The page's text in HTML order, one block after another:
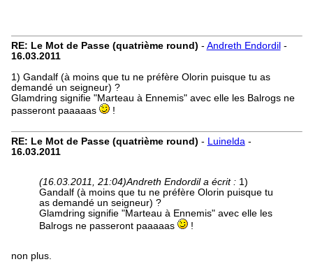
RE: Le Mot de Passe (quatrième round) - Andreth Endordil -
16.03.2011
1) Gandalf (à moins que tu ne préfère Olorin puisque tu as
demandé un seigneur) ?
Glamdring signifie "Marteau à Ennemis" avec elle les Balrogs ne
passeront paaaaas
!
RE: Le Mot de Passe (quatrième round) - Luinelda-
16.03.2011
(16.03.2011, 21:04)Andreth Endordil a écrit : 1)
Gandalf (à moins que tu ne préfère Olorin puisque tu
as demandé un seigneur) ?
Glamdring signifie "Marteau à Ennemis" avec elle les
Balrogs ne passeront paaaaas
!
non plus.